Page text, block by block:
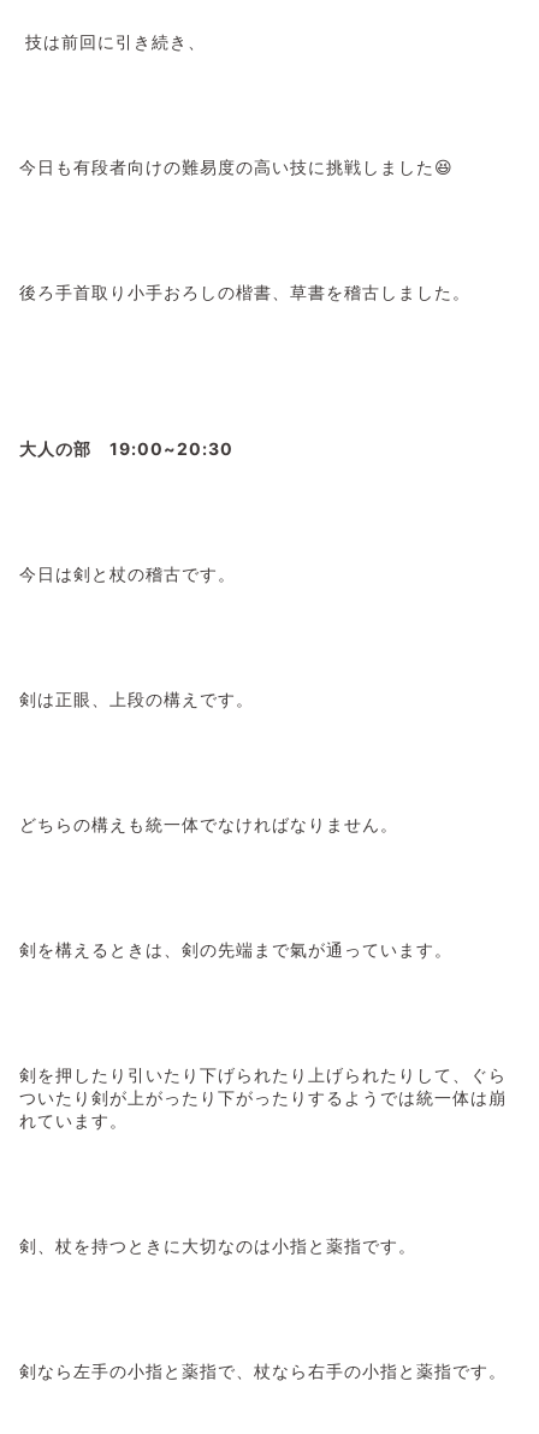
技は前回に引き続き、
今日も有段者向けの難易度の高い技に挑戦しました😆
後ろ手首取り小手おろしの楷書、草書を稽古しました。
大人の部 19:00~20:30
今日は剣と杖の稽古です。
剣は正眼、上段の構えです。
どちらの構えも統一体でなければなりません。
剣を構えるときは、剣の先端まで氣が通っています。
剣を押したり引いたり下げられたり上げられたりして、ぐら
ついたり剣が上がったり下がったりするようでは統一体は崩
れています。
剣、杖を持つときに大切なのは小指と薬指です。
剣なら左手の小指と薬指で、杖なら右手の小指と薬指です。